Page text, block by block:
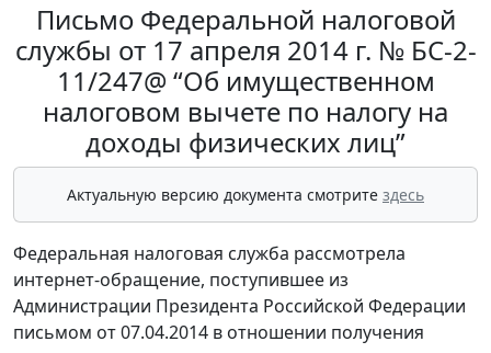
Письмо Федеральной налоговой
службы от 17 апреля 2014 г. № БС-2-
11/247@ “Об имущественном
налоговом вычете по налогу на
доходы физических лиц”
Актуальную версию документа смотрите здесь
Федеральная налоговая служба рассмотрела
интернет-обращение, поступившее из
Администрации Президента Российской Федерации
письмом от 07.04.2014 в отношении получения